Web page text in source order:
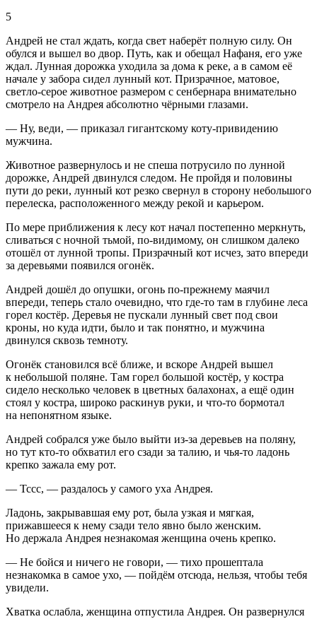
5
Андрей не стал ждать, когда свет наберёт полную силу. Он
обулся и вышел во двор. Путь, как и обещал Нафаня, его уже
ждал. Лунная дорожка уходила за дома к реке, а в самом её
начале у забора сидел лунный кот. Призрачное, матовое,
светло-серое животное размером с сенбернара внимательно
смотрело на Андрея абсолютно чёрными глазами.
— Ну, веди, — приказал гигантскому коту-привидению
мужчина.
Животное развернулось и не спеша потрусило по лунной
дорожке, Андрей двинулся следом. Не пройдя и половины
пути до реки, лунный кот резко свернул в сторону небольшого
перелеска, расположенного между рекой и карьером.
По мере приближения к лесу кот начал постепенно меркнуть,
сливаться с ночной тьмой, по-видимому, он слишком далеко
отошёл от лунной тропы. Призрачный кот исчез, зато впереди
за деревьями появился огонёк.
Андрей дошёл до опушки, огонь по-прежнему маячил
впереди, теперь стало очевидно, что где-то там в глубине леса
горел костёр. Деревья не пускали лунный свет под свои
кроны, но куда идти, было и так понятно, и мужчина
двинулся сквозь темноту.
Огонёк становился всё ближе, и вскоре Андрей вышел
к небольшой поляне. Там горел большой костёр, у костра
сидело несколько человек в цветных балахонах, а ещё один
стоял у костра, широко раскинув руки, и что-то бормотал
на непонятном языке.
Андрей собрался уже было выйти из-за деревьев на поляну,
но тут кто-то обхватил его сзади за талию, и чья-то ладонь
крепко зажала ему рот.
— Тссс, — раздалось у самого уха Андрея.
Ладонь, закрывавшая ему рот, была узкая и мягкая,
прижавшееся к нему сзади тело явно было женским.
Но держала Андрея незнакомая женщина очень крепко.
— Не бойся и ничего не говори, — тихо прошептала
незнакомка в самое ухо, — пойдём отсюда, нельзя, чтобы тебя
увидели.
Хватка ослабла, женщина отпустила Андрея. Он развернулся